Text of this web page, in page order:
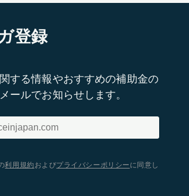
登録
する情報やおすすめの補助金の
ールでお知らせします。
利用規約 およびプライバシーポリシー に同意し